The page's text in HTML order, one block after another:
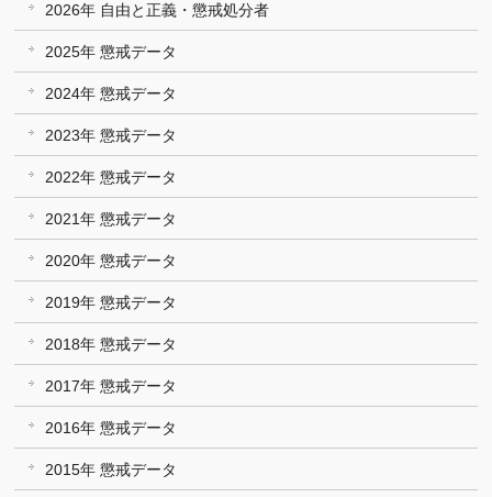
2026年 自由と正義・懲戒処分者
2025年 懲戒データ
2024年 懲戒データ
2023年 懲戒データ
2022年 懲戒データ
2021年 懲戒データ
2020年 懲戒データ
2019年 懲戒データ
2018年 懲戒データ
2017年 懲戒データ
2016年 懲戒データ
2015年 懲戒データ